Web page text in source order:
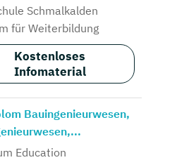
Schmalkalden
für Weiterbildung
Kostenloses
Infomaterial
Bauingenieurwesen,
Education